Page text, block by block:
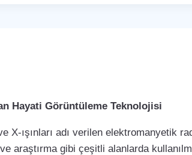
Hayati Görüntüleme Teknolojisi
X-ışınları adı verilen elektromanyetik
araştırma gibi çeşitli alanlarda